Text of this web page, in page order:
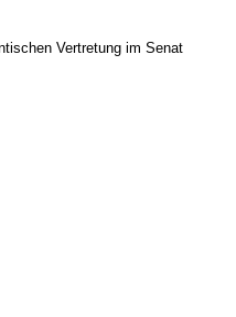
Vertretung im Senat